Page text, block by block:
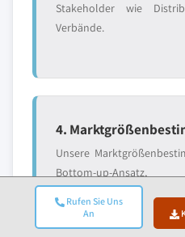
Rufen Sie Uns
An
Stakeholder wie
Verbände.
4.
Unsere
Bottom-up-
Primärinterviews